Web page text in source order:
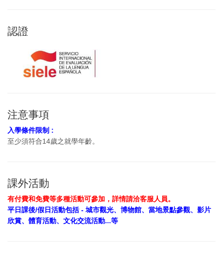
認證
注意事項
入學條件限制 :
至少須符合14歲之就學年齡。
課外活動
有付費和免費等多種活動可參加，詳情請洽客服人員。
平日課後/假日活動包括 - 城市觀光、博物館、當地景點參觀、影片
欣賞、體育活動、文化交流活動...等